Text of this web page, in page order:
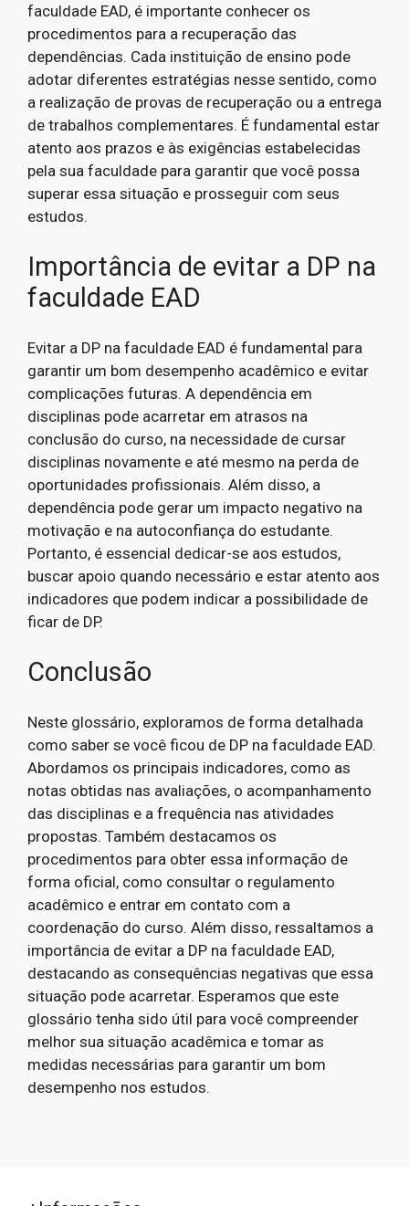
faculdade EAD, é importante conhecer os
procedimentos para a recuperação das
dependências. Cada instituição de ensino pode
adotar diferentes estratégias nesse sentido, como
a realização de provas de recuperação ou a entrega
de trabalhos complementares. É fundamental estar
atento aos prazos e às exigências estabelecidas
pela sua faculdade para garantir que você possa
superar essa situação e prosseguir com seus
estudos.
Importância de evitar a DP na
faculdade EAD
Evitar a DP na faculdade EAD é fundamental para
garantir um bom desempenho acadêmico e evitar
complicações futuras. A dependência em
disciplinas pode acarretar em atrasos na
conclusão do curso, na necessidade de cursar
disciplinas novamente e até mesmo na perda de
oportunidades profissionais. Além disso, a
dependência pode gerar um impacto negativo na
motivação e na autoconfiança do estudante.
Portanto, é essencial dedicar-se aos estudos,
buscar apoio quando necessário e estar atento aos
indicadores que podem indicar a possibilidade de
ficar de DP.
Conclusão
Neste glossário, exploramos de forma detalhada
como saber se você ficou de DP na faculdade EAD.
Abordamos os principais indicadores, como as
notas obtidas nas avaliações, o acompanhamento
das disciplinas e a frequência nas atividades
propostas. Também destacamos os
procedimentos para obter essa informação de
forma oficial, como consultar o regulamento
acadêmico e entrar em contato com a
coordenação do curso. Além disso, ressaltamos a
importância de evitar a DP na faculdade EAD,
destacando as consequências negativas que essa
situação pode acarretar. Esperamos que este
glossário tenha sido útil para você compreender
melhor sua situação acadêmica e tomar as
medidas necessárias para garantir um bom
desempenho nos estudos.